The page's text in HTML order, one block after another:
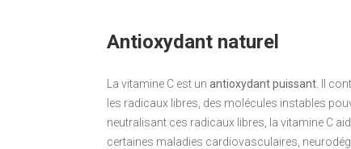
Antioxydant naturel
La vitamine C est un antioxydant puissant . Il
les radicaux libres, des molécules instables
neutralisant ces radicaux libres, la vitamine C
certaines maladies cardiovasculaires,